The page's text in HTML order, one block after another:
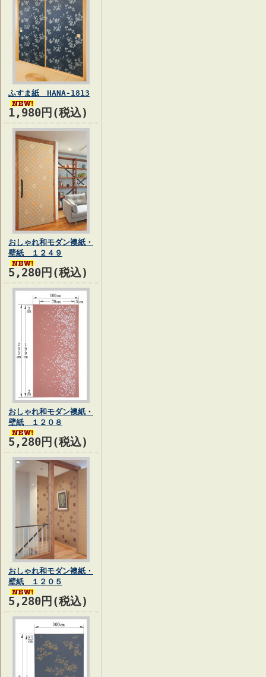
ふすま紙 HANA-1813
1,980円(税込)
おしゃれ和モダン襖紙・
壁紙 １２４９
5,280円(税込)
おしゃれ和モダン襖紙・
壁紙 １２０８
5,280円(税込)
おしゃれ和モダン襖紙・
壁紙 １２０５
5,280円(税込)